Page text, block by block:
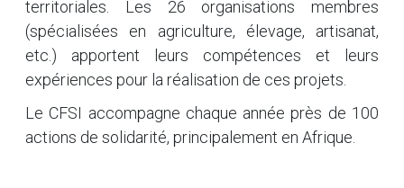
territoriales. Les 26 organisations membres
(spécialisées en agriculture, élevage, artisanat,
etc.) apportent leurs compétences et leurs
expériences pour la réalisation de ces projets.
Le CFSI accompagne chaque année près de 100
actions de solidarité, principalement en Afrique.